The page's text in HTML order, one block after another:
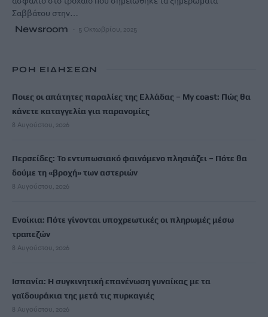
Σαββάτου στην…
Newsroom 5 Οκτωβρίου, 2025
ΡΟΗ ΕΙΔΗΣΕΩΝ
Ποιες οι απάτητες παραλίες της Ελλάδας – My coast: Πώς θα
κάνετε καταγγελία για παρανομίες
8 Αυγούστου, 2026
Περσείδες: Το εντυπωσιακό φαινόμενο πλησιάζει – Πότε θα
δούμε τη «βροχή» των αστεριών
8 Αυγούστου, 2026
Ενοίκια: Πότε γίνονται υποχρεωτικές οι πληρωμές μέσω
τραπεζών
8 Αυγούστου, 2026
Ισπανία: Η συγκινητική επανένωση γυναίκας με τα
γαϊδουράκια της μετά τις πυρκαγιές
8 Αυγούστου, 2026